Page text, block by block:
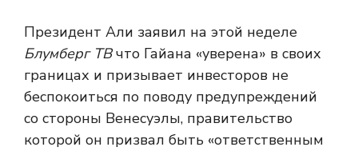
Президент Али заявил на этой неделе
Блумберг ТВчто Гайана «уверена» в своих
границах и призывает инвесторов не
беспокоиться по поводу предупреждений
со стороны Венесуэлы, правительство
которой он призвал быть «ответственным